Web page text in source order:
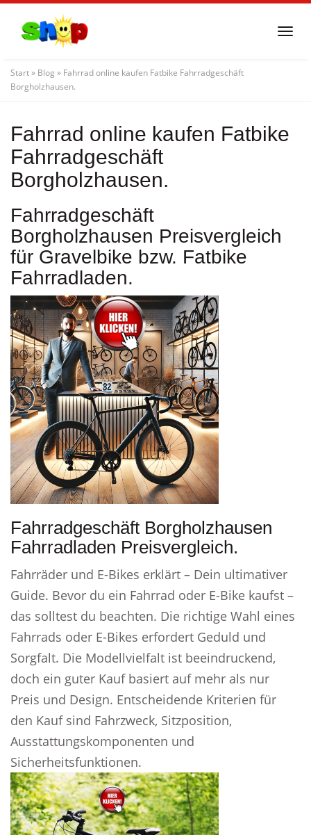
content
Start» Blog » Fahrrad online kaufen Fatbike Fahrradgeschäft
Borgholzhausen.
Fahrrad online kaufen Fatbike
Fahrradgeschäft
Borgholzhausen.
Fahrradgeschäft
Borgholzhausen Preisvergleich
für Gravelbike bzw. Fatbike
Fahrradladen.
Fahrradgeschäft Borgholzhausen
Fahrradladen Preisvergleich.
Fahrräder und E-Bikes erklärt – Dein ultimativer
Guide. Bevor du ein Fahrrad oder E-Bike kaufst –
das solltest du beachten. Die richtige Wahl eines
Fahrrads oder E-Bikes erfordert Geduld und
Sorgfalt. Die Modellvielfalt ist beeindruckend,
doch ein guter Kauf basiert auf mehr als nur
Preis und Design. Entscheidende Kriterien für
den Kauf sind Fahrzweck, Sitzposition,
Ausstattungskomponenten und
Sicherheitsfunktionen.